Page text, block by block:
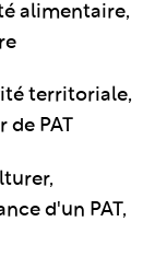
alimentaire
territoriale,
PAT
d'un PAT,